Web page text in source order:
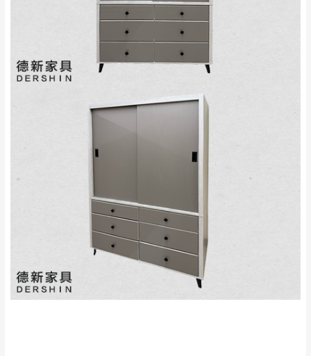
$ 9,000以上：免
運費
$ 9,000以下：
NT$500元
$ 9,000以上：免
運費
卓蘭鎮、三灣、通
配送天數：5~14天
到貨時間：指定送貨日當天以電話聯絡確認
｜周（一）配送部門固定公休無送貨｜
台北市、新北市地區固定每周(三)、(日)兩天收送貨
因大型傢俱有組裝、配送的問題，並非一般
快速到貨商品，無法指定特定時間送達，司
機當天到貨前皆會再與您通知，讓你不用整
天在家等貨，以節省您的寶貴時間。
由於百貨公司配送較為不易，故暫無法配送
至百貨公司內部。
完成出貨15個工作天另行寄出，另外約加上2~7個
工作天內送達，如遇國定假日將順延寄送。
若收到不良品，請於到貨日起七日內通知本
公司客服人員，我們將為您更換新品，運費
皆由本站負責，所有退回及換貨之商品必須